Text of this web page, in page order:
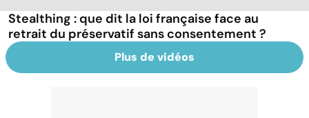
Stealthing : que dit la loi française face au
retrait du préservatif sans consentement ?
Plus de vidéos